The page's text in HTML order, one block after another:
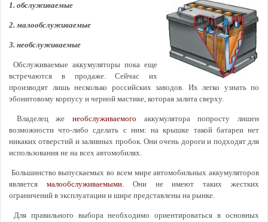
1. обслуживаемые
2. малообслуживаемые
3. необслуживаемые
Обслуживаемые аккумуляторы пока еще
встречаются в продаже. Сейчас их
производят лишь несколько российских заводов. Их легко узнать по
эбонитовому корпусу и черной мастике, которая залита сверху.
Владелец же необслуживаемого аккумулятора попросту лишен
возможности что-либо сделать с ним: на крышке такой батареи нет
никаких отверстий и заливных пробок. Они очень дороги и подходят для
использования не на всех автомобилях.
Большинство выпускаемых во всем мире автомобильных аккумуляторов
является малообслуживаемыми.Они не имеют таких жестких
ограничений в эксплуатации и шире представлены на рынке.
Для правильного выбора необходимо ориентироваться в основных